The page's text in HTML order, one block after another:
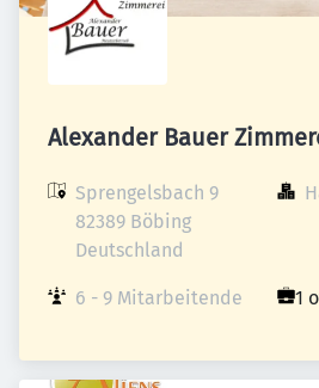
Alexander Bauer
Sprengelsbach 9
82389 Böbing
Deutschland
6 - 9 Mitarbeitende 1